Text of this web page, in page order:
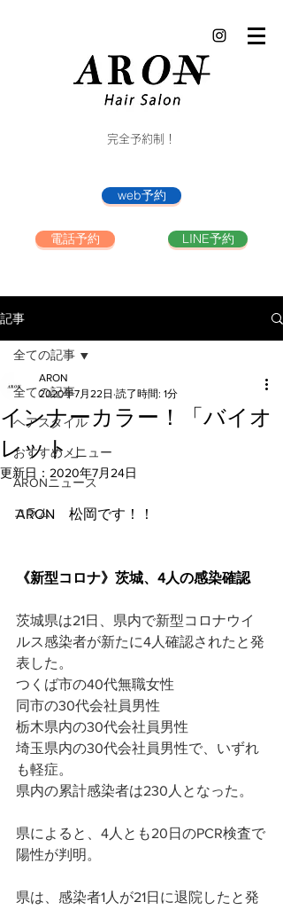
完全予約制！
web予約
電話予約 LINE予約
記事
全ての記事
ヘアスタイル
おすすめメニュー
ARONニュース
コラム
全ての記事
インナーカラー！「バイオ
レット」
ARON
2020年7月22日 読了時間: 1分
更新日： 2020年7月24日
ARON　松岡です！！
《新型コロナ》茨城、4人の感染確認
茨城県は21日、県内で新型コロナウイ
ルス感染者が新たに4人確認されたと発
表した。
つくば市の40代無職女性
同市の30代会社員男性
栃木県内の30代会社員男性
埼玉県内の30代会社員男性で、いずれ
も軽症。
県内の累計感染者は230人となった。
県によると、4人とも20日のPCR検査で
陽性が判明。
県は、感染者1人が21日に退院したと発